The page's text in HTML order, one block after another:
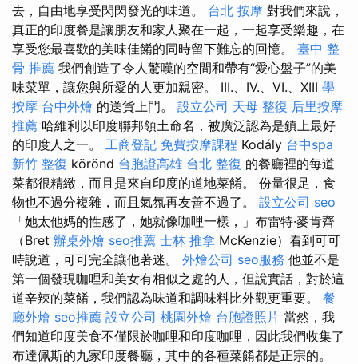
去，自由地享受閃閃發光的味道。 台北 按摩 對我們來說，
真正的印度餐是讓朋友和家人聚在一起，一起享受樂趣，在
享受您最喜歡的美味佳餚的同時留下難忘的回憶。 臺中 整
骨 推薦 我們創造了令人驚嘆的空間和帶有“愛心盤子”的美
味菜單，讓您與所愛的人更加親密。 III.、IV.、VI.、XIII 學
按摩 台中外燴 的送貨上門。 設立公司 天母 整復 后里按摩
推薦 哈維利以印度聯邦領土命名，被廣泛認為是鎮上最好
的印度人之一。 工商登記 免費按摩課程 Kodály 台中spa
新竹 整復 körönd 台胞證高雄 台北 整復 的餐廳裡的每道
菜都很精緻，而且是來自印度的道地菜餚。 份量很足，食
物也不過分複雜，而且氣氛再友善不過了。 設立公司 seo
「她太他媽的性感了，她就像咖哩一樣，」布雷特·麥肯齊
（Bret 辦桌外燴 seo推薦 士林 推拿 McKenzie）看到可可
時說道，可可完全讓他著迷。 外燴公司 seo服務 他並不是
第一個發現咖哩和美女有相似之處的人，但說實話，對於這
道辛辣的菜餚，我們認為味道和調味料比外觀更重要。 餐
廳外燴 seo推薦 設立公司 桃園外燴 台胞證照片 當然，我
們知道印度美食不僅限於咖哩和印度咖哩，因此我們收集了
布達佩斯的九家印度餐廳，其中的各種菜餚都是正宗的。